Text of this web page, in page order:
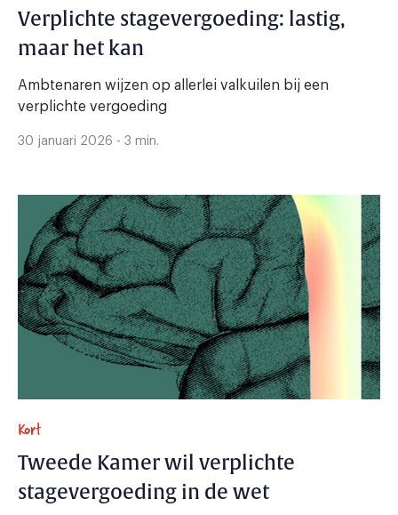
Verplichte stagevergoeding: lastig,
maar het kan
Ambtenaren wijzen op allerlei valkuilen bij een
verplichte vergoeding
30 januari 2026 - 3 min.
Kort
Tweede Kamer wil verplichte
stagevergoeding in de wet